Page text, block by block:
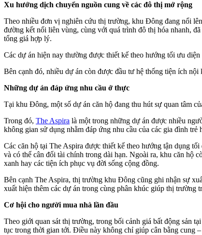
Xu hướng dịch chuyển nguồn cung về các đô thị mở rộng
Theo nhiều đơn vị nghiên cứu thị trường, khu Đông đang nổi
đường kết nối liên vùng, cùng với quá trình đô thị hóa nhanh,
tổng giá hợp lý.
Các dự án hiện nay thường được thiết kế theo hướng tối ưu
Bên cạnh đó, nhiều dự án còn được đầu tư hệ thống tiện ích
Những dự án đáp ứng nhu cầu ở thực
Tại khu Đông, một số dự án căn hộ đang thu hút sự quan tâm
Trong đó, The Aspira là một trong những dự án được nhiều
không gian sử dụng nhằm đáp ứng nhu cầu của các gia đình trẻ
Các căn hộ tại The Aspira được thiết kế theo hướng tận dụng
và có thể cân đối tài chính trong dài hạn. Ngoài ra, khu căn hộ
xanh hay các tiện ích phục vụ đời sống cộng đồng.
Bên cạnh The Aspira, thị trường khu Đông cũng ghi nhận sự
xuất hiện thêm các dự án trong cùng phân khúc giúp thị trường
Cơ hội cho người mua nhà lần đầu
Theo giới quan sát thị trường, trong bối cảnh giá bất động sản
tục trong thời gian tới. Điều này không chỉ giúp cân bằng cung